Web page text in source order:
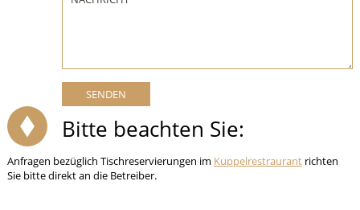
Bitte beachten Sie:
Anfragen bezüglich Tischreservierungen im Kuppelrestraurantrichten
Sie bitte direkt an die Betreiber.